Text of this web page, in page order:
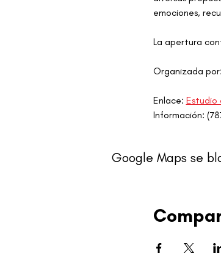
emociones,
La apertura
Organizada
Enlace: Estudio
Información:
Google Maps se